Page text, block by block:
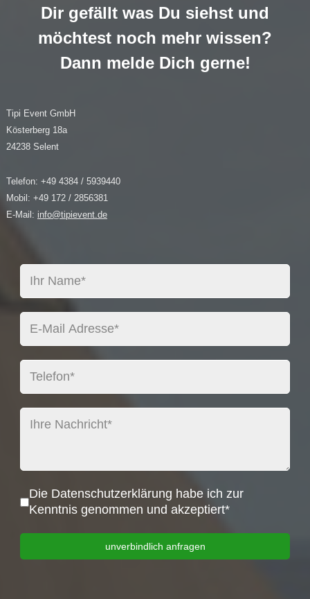
Dir gefällt was Du siehst und
möchtest noch mehr wissen?
Dann melde Dich gerne!
Tipi Event GmbH
Kösterberg 18a
24238 Selent
Telefon: +49 4384 / 5939440
Mobil: +49 172 / 2856381
E-Mail: info@tipievent.de
Datenschutz*
Die Datenschutzerklärung habe ich zur
Kenntnis genommen und akzeptiert*
unverbindlich anfragen